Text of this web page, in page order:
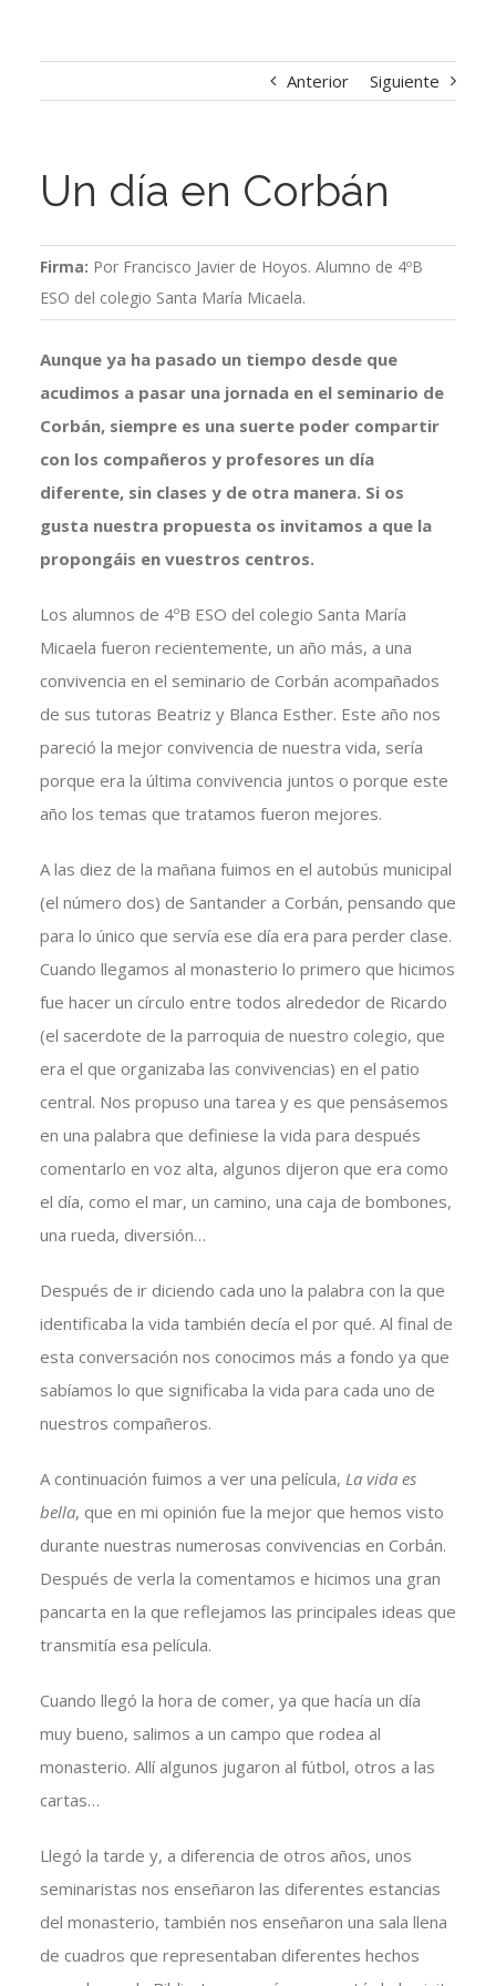
Anterior Siguiente
Un día en Corbán
Firma: Por Francisco Javier de Hoyos. Alumno de 4ºB
ESO del colegio Santa María Micaela.
Aunque ya ha pasado un tiempo desde que
acudimos a pasar una jornada en el seminario de
Corbán, siempre es una suerte poder compartir
con los compañeros y profesores un día
diferente, sin clases y de otra manera. Si os
gusta nuestra propuesta os invitamos a que la
propongáis en vuestros centros.
Los alumnos de 4ºB ESO del colegio Santa María
Micaela fueron recientemente, un año más, a una
convivencia en el seminario de Corbán acompañados
de sus tutoras Beatriz y Blanca Esther. Este año nos
pareció la mejor convivencia de nuestra vida, sería
porque era la última convivencia juntos o porque este
año los temas que tratamos fueron mejores.
A las diez de la mañana fuimos en el autobús municipal
(el número dos) de Santander a Corbán, pensando que
para lo único que servía ese día era para perder clase.
Cuando llegamos al monasterio lo primero que hicimos
fue hacer un círculo entre todos alrededor de Ricardo
(el sacerdote de la parroquia de nuestro colegio, que
era el que organizaba las convivencias) en el patio
central. Nos propuso una tarea y es que pensásemos
en una palabra que definiese la vida para después
comentarlo en voz alta, algunos dijeron que era como
el día, como el mar, un camino, una caja de bombones,
una rueda, diversión…
Después de ir diciendo cada uno la palabra con la que
identificaba la vida también decía el por qué. Al final de
esta conversación nos conocimos más a fondo ya que
sabíamos lo que significaba la vida para cada uno de
nuestros compañeros.
A continuación fuimos a ver una película, La vida es
bella, que en mi opinión fue la mejor que hemos visto
durante nuestras numerosas convivencias en Corbán.
Después de verla la comentamos e hicimos una gran
pancarta en la que reflejamos las principales ideas que
transmitía esa película.
Cuando llegó la hora de comer, ya que hacía un día
muy bueno, salimos a un campo que rodea al
monasterio. Allí algunos jugaron al fútbol, otros a las
cartas…
Llegó la tarde y, a diferencia de otros años, unos
seminaristas nos enseñaron las diferentes estancias
del monasterio, también nos enseñaron una sala llena
de cuadros que representaban diferentes hechos